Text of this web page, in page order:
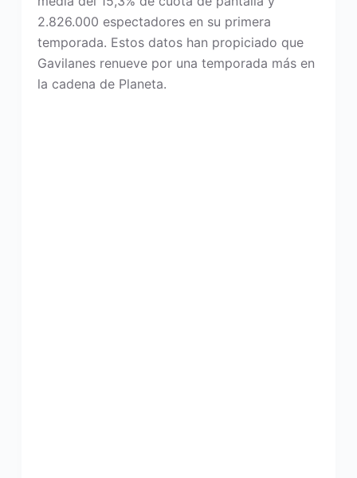
2.826.000 espectadores en su primera
temporada. Estos datos han propiciado que
Gavilanes renueve por una temporada más en
la cadena de Planeta.